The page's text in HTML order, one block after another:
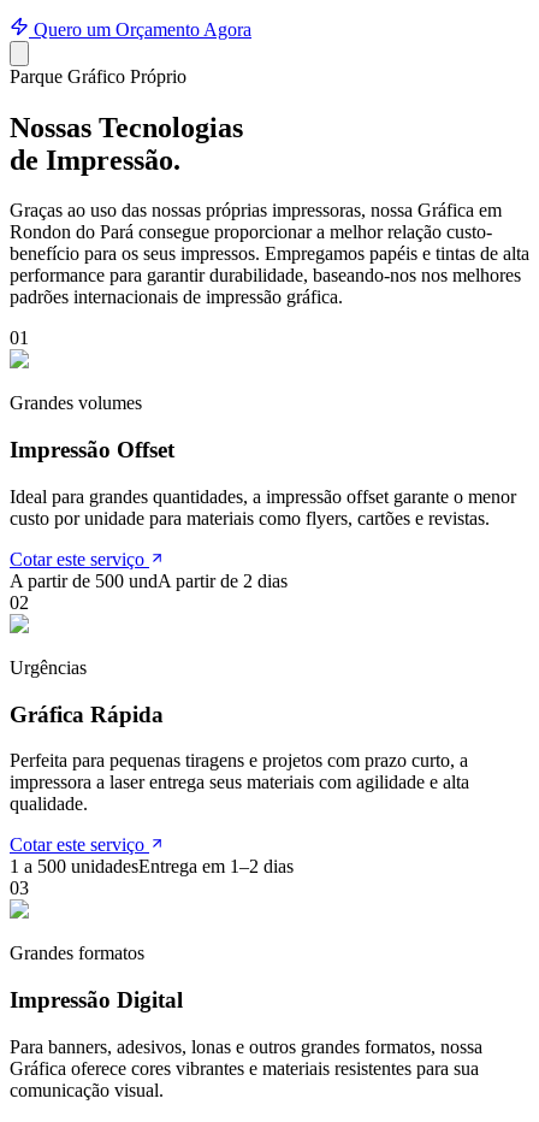
Quero um Orçamento Agora
Parque Gráfico Próprio
Nossas Tecnologias
de Impressão.
Graças ao uso das nossas próprias impressoras, nossa Gráfica em
Rondon do Pará consegue proporcionar a melhor relação custo-
benefício para os seus impressos. Empregamos papéis e tintas de alta
performance para garantir durabilidade, baseando-nos nos melhores
padrões internacionais de impressão gráfica.
01
Grandes volumes
Impressão Offset
Ideal para grandes quantidades, a impressão offset garante o menor
custo por unidade para materiais como flyers, cartões e revistas.
Cotar este serviço
A partir de 500 undA partir de 2 dias
02
Urgências
Gráfica Rápida
Perfeita para pequenas tiragens e projetos com prazo curto, a
impressora a laser entrega seus materiais com agilidade e alta
qualidade.
Cotar este serviço
1 a 500 unidadesEntrega em 1–2 dias
03
Grandes formatos
Impressão Digital
Para banners, adesivos, lonas e outros grandes formatos, nossa
Gráfica oferece cores vibrantes e materiais resistentes para sua
comunicação visual.